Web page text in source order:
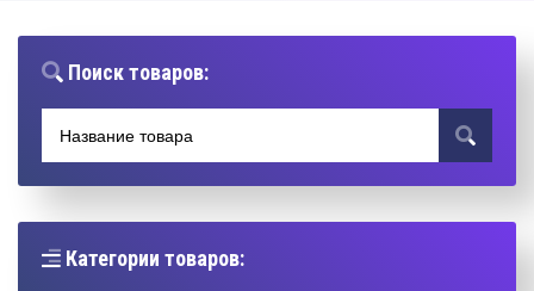
Поиск товаров:
Категории товаров: